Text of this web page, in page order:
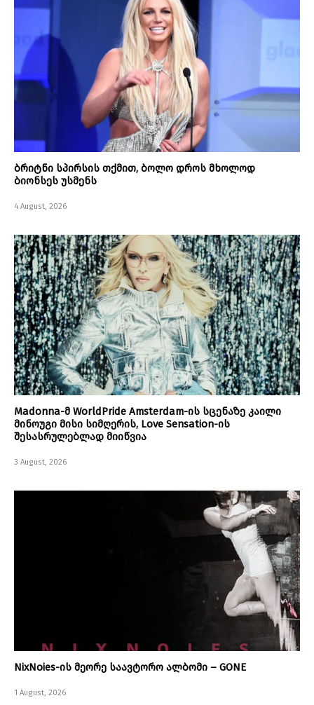
ბრიტნი სპირსის თქმით, ბოლო დროს მხოლოდ
ბიონსეს უსმენს
4 August, 2026
Madonna-მ WorldPride Amsterdam-ის სცენაზე კაილი
მინოუგი მისი სიმღერის, Love Sensation-ის
შესასრულებლად მიიწვია
3 August, 2026
NixNoies-ის მეორე საავტორო ალბომი – GONE
1 August, 2026